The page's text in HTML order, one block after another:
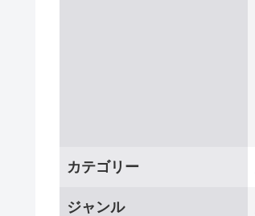
カテゴリー
ジャンル